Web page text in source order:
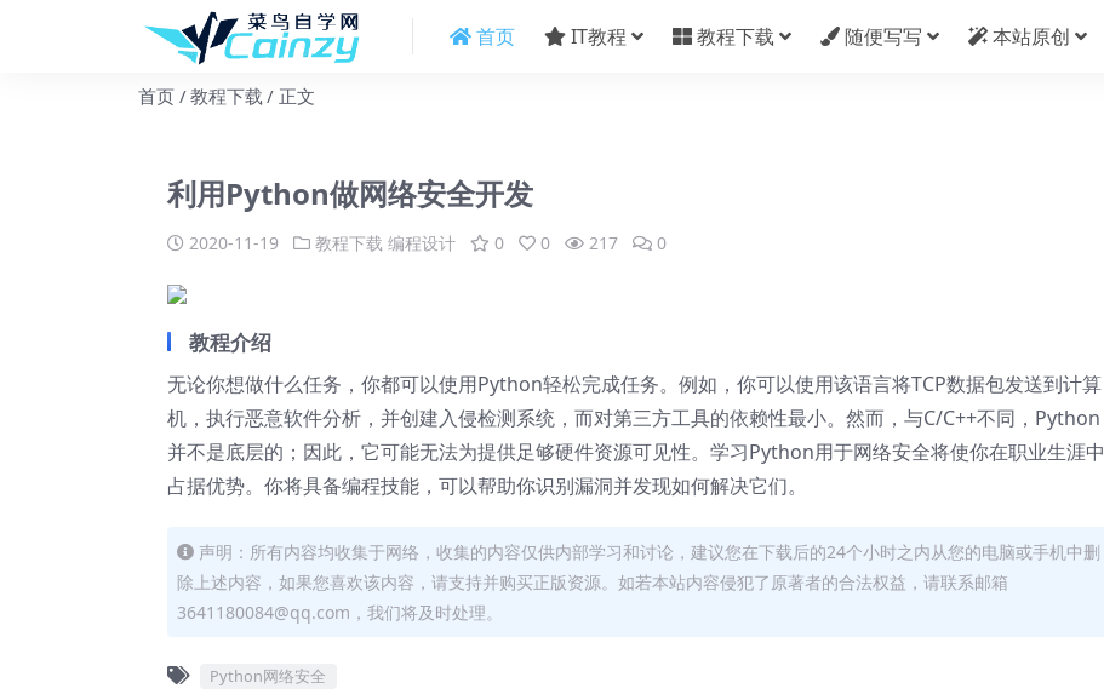
首页 IT教程 教程下载 随便写写 本站原创
首页 教程下载 正文
利用Python做网络安全开发
2020-11-19 教程下载 编程设计 0 0 217 0
教程介绍
无论你想做什么任务，你都可以使用Python轻松完成任务。例如，你可以使用该语言将TCP数据包发送到计算
机，执行恶意软件分析，并创建入侵检测系统，而对第三方工具的依赖性最小。然而，与C/C++不同，Python
并不是底层的；因此，它可能无法为提供足够硬件资源可见性。学习Python用于网络安全将使你在职业生涯中
占据优势。你将具备编程技能，可以帮助你识别漏洞并发现如何解决它们。
声明：所有内容均收集于网络，收集的内容仅供内部学习和讨论，建议您在下载后的24个小时之内从您的电脑或手机中删
除上述内容，如果您喜欢该内容，请支持并购买正版资源。如若本站内容侵犯了原著者的合法权益，请联系邮箱
3641180084@qq.com，我们将及时处理。
Python网络安全